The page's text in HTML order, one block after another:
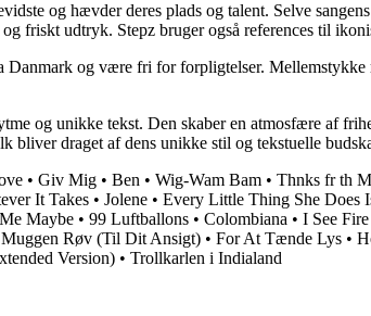
og hævder deres plads og talent. Selve
friskt udtryk. Stepz bruger også references til
og være fri for forpligtelser.
og unikke tekst. Den skaber en atmosfære af
bliver draget af dens unikke stil og tekstuelle
• Giv Mig • Ben • Wig-Wam Bam • Thnks fr th
It Takes • Jolene • Every Little Thing She Does
Maybe • 99 Luftballons • Colombiana • I See Fire
Muggen Røv (Til Dit Ansigt) • For At Tænde Lys •
Version) • Trollkarlen i Indialand